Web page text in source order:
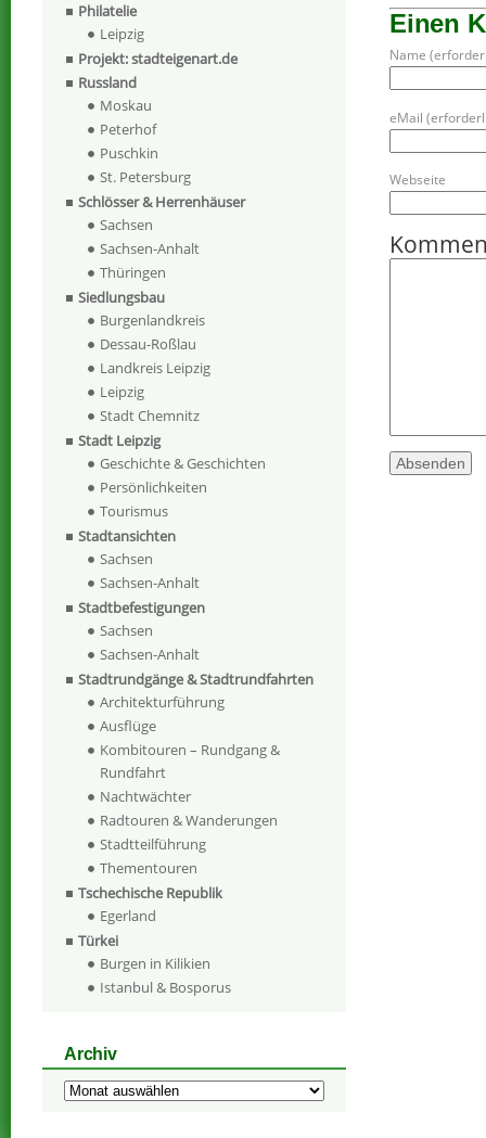
Einen
Name
eMail
Webseite
Philatelie
Leipzig
Projekt: stadteigenart.de
Russland
Moskau
Peterhof
Puschkin
St. Petersburg
Schlösser & Herrenhäuser
Sachsen
Sachsen-Anhalt
Thüringen
Siedlungsbau
Burgenlandkreis
Dessau-Roßlau
Landkreis Leipzig
Leipzig
Stadt Chemnitz
Stadt Leipzig
Geschichte & Geschichten
Persönlichkeiten
Tourismus
Stadtansichten
Sachsen
Sachsen-Anhalt
Stadtbefestigungen
Sachsen
Sachsen-Anhalt
Stadtrundgänge & Stadtrundfahrten
Architekturführung
Ausflüge
Kombitouren – Rundgang &
Rundfahrt
Nachtwächter
Radtouren & Wanderungen
Stadtteilführung
Thementouren
Tschechische Republik
Egerland
Türkei
Burgen in Kilikien
Istanbul & Bosporus
Archiv
Archiv